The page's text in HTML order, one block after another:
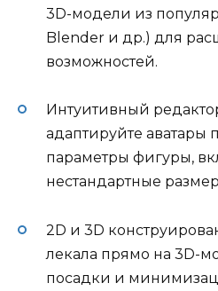
3D-модели из
Blender и др.) для
возможностей.
Интуитивный
адаптируйте аватары
параметры фигуры,
нестандартные
2D и 3D
лекала прямо на 3D-
посадки и